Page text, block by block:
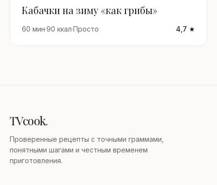
Кабачки на зиму «как грибы»
60 мин·90 ккал·Просто 4,7 ★
TVcook.
Проверенные рецепты с точными граммами,
понятными шагами и честным временем
приготовления.